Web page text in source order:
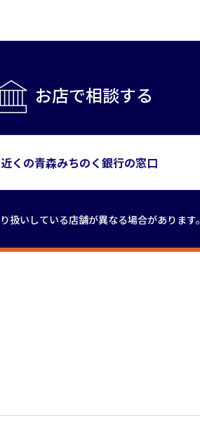
お店で相談する
くの青森みちのく銀行の窓口
扱いしている店舗が異なる場合があります。